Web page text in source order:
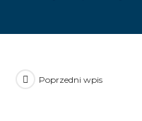
Poprzedni wpis